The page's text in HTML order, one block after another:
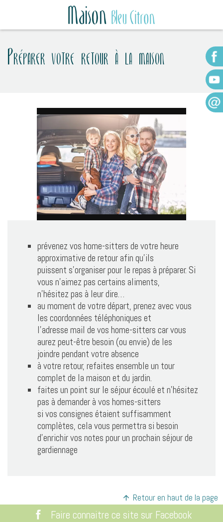
Préparer votre retour à la maison
prévenez vos home-sitters de votre heure
approximative de retour afin qu’ils
puissent s’organiser pour le repas à préparer. Si
vous n’aimez pas certains aliments,
n’hésitez pas à leur dire…
au moment de votre départ, prenez avec vous
les coordonnées téléphoniques et
l’adresse mail de vos home-sitters car vous
aurez peut-être besoin (ou envie) de les
joindre pendant votre absence
à votre retour, refaites ensemble un tour
complet de la maison et du jardin.
faites un point sur le séjour écoulé et n’hésitez
pas à demander à vos homes-sitters
si vos consignes étaient suffisamment
complètes, cela vous permettra si besoin
d’enrichir vos notes pour un prochain séjour de
gardiennage
Retour en haut de la page
Faire connaitre ce site sur Facebook